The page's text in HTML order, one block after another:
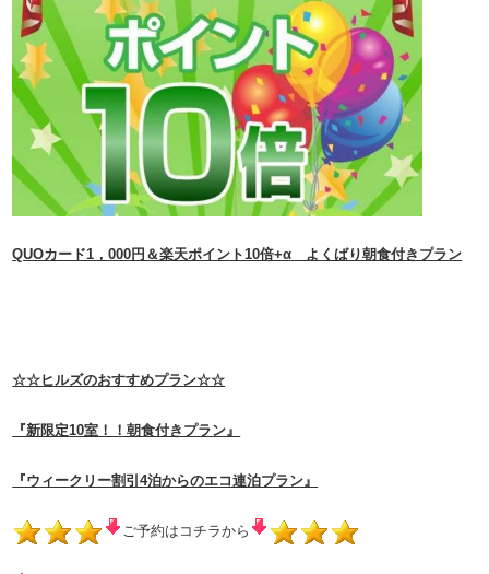
​QUOカード1，000円＆楽天ポイント10倍+α よくばり朝食付きプラン​
☆☆ヒルズのおすすめプラン☆☆
『新限定10室！！朝食付きプラン』
『ウィークリー割引4泊からのエコ連泊プラン』
ご予約はコチラから